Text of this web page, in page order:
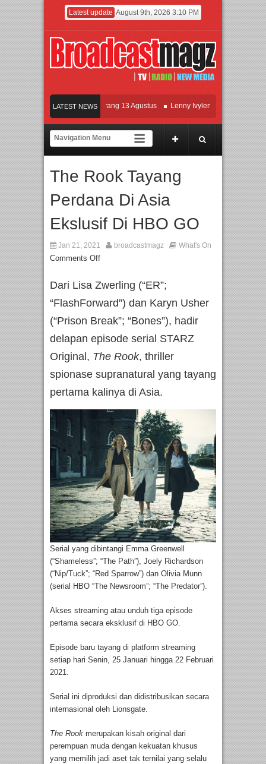
Latest update August 9th, 2026 3:10 PM
LATEST NEWS
KETOK MEJIK Siap Tayang 13 Agustus Lenny Ivylen: 26 Tahun Jaga
dan Universitas Agung Podomoro Jalin Kerja Sama Pendidikan dan Riset untuk
The Rook Tayang
Perdana Di Asia
Ekslusif Di HBO GO
Jan 21, 2021 broadcastmagz What's On
Comments Off
Dari Lisa Zwerling (“ER”;
“FlashForward”) dan Karyn Usher
(“Prison Break”; “Bones”), hadir
delapan episode serial STARZ
Original, The Rook, thriller
spionase supranatural yang tayang
pertama kalinya di Asia.
Serial yang dibintangi Emma Greenwell
(“Shameless”; “The Path”), Joely Richardson
(“Nip/Tuck”; “Red Sparrow”) dan Olivia Munn
(serial HBO “The Newsroom”; “The Predator”).
Akses streaming atau unduh tiga episode
pertama secara eksklusif di HBO GO.
Episode baru tayang di platform streaming
setiap hari Senin, 25 Januari hingga 22 Februari
2021.
Serial ini diproduksi dan didistribusikan secara
internasional oleh Lionsgate.
The Rook merupakan kisah original dari
perempuan muda dengan kekuatan khusus
yang memilih jadi aset tak ternilai yang selalu